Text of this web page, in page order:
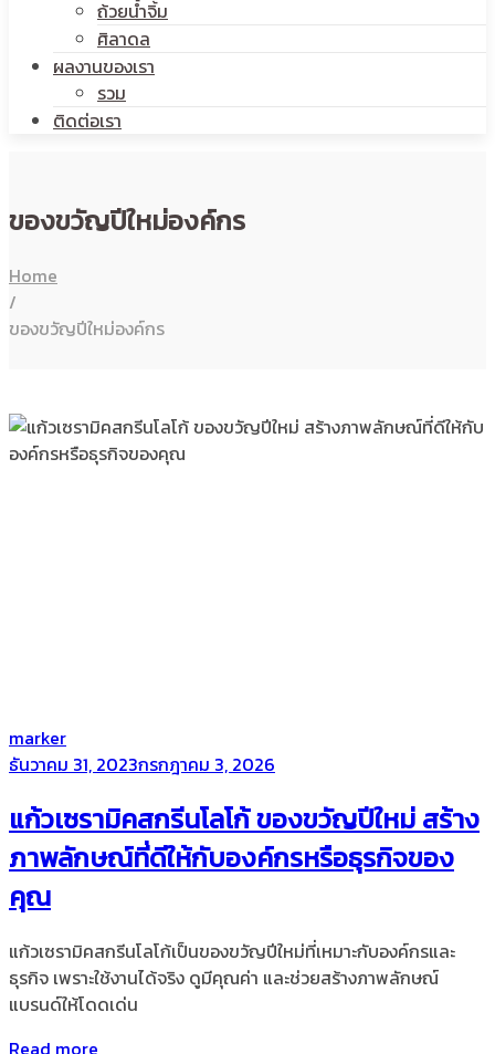
ถ้วยน้ำจิ้ม
ศิลาดล
ผลงานของเรา
รวม
ติดต่อเรา
ของขวัญปีใหม่องค์กร
Home
/
ของขวัญปีใหม่องค์กร
by
marker
Posted
ธันวาคม 31, 2023กรกฎาคม 3, 2026
แก้วเซรามิคสกรีนโลโก้ ของขวัญปีใหม่ สร้าง
ภาพลักษณ์ที่ดีให้กับองค์กรหรือธุรกิจของ
คุณ
แก้วเซรามิคสกรีนโลโก้เป็นของขวัญปีใหม่ที่เหมาะกับองค์กรและ
ธุรกิจ เพราะใช้งานได้จริง ดูมีคุณค่า และช่วยสร้างภาพลักษณ์
แบรนด์ให้โดดเด่น
Read more